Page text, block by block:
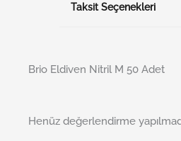
Taksit Seçenekleri
Brio Eldiven Nitril M 50 Adet
Henüz değerlendirme